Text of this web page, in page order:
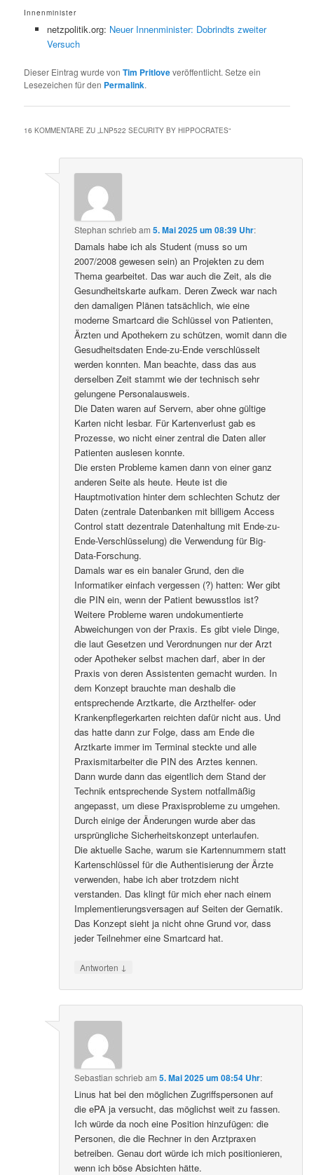
Innenminister
netzpolitik.org: Neuer Innenminister: Dobrindts zweiter
Versuch
Dieser Eintrag wurde vonTim Pritloveveröffentlicht. Setze ein
Lesezeichen für den Permalink.
16 KOMMENTARE ZU „LNP522 SECURITY BY HIPPOCRATES“
Stephan schriebam5. Mai 2025 um 08:39 Uhr:
Damals habe ich als Student (muss so um
2007/2008 gewesen sein) an Projekten zu dem
Thema gearbeitet. Das war auch die Zeit, als die
Gesundheitskarte aufkam. Deren Zweck war nach
den damaligen Plänen tatsächlich, wie eine
moderne Smartcard die Schlüssel von Patienten,
Ärzten und Apothekern zu schützen, womit dann die
Gesudheitsdaten Ende-zu-Ende verschlüsselt
werden konnten. Man beachte, dass das aus
derselben Zeit stammt wie der technisch sehr
gelungene Personalausweis.
Die Daten waren auf Servern, aber ohne gültige
Karten nicht lesbar. Für Kartenverlust gab es
Prozesse, wo nicht einer zentral die Daten aller
Patienten auslesen konnte.
Die ersten Probleme kamen dann von einer ganz
anderen Seite als heute. Heute ist die
Hauptmotivation hinter dem schlechten Schutz der
Daten (zentrale Datenbanken mit billigem Access
Control statt dezentrale Datenhaltung mit Ende-zu-
Ende-Verschlüsselung) die Verwendung für Big-
Data-Forschung.
Damals war es ein banaler Grund, den die
Informatiker einfach vergessen (?) hatten: Wer gibt
die PIN ein, wenn der Patient bewusstlos ist?
Weitere Probleme waren undokumentierte
Abweichungen von der Praxis. Es gibt viele Dinge,
die laut Gesetzen und Verordnungen nur der Arzt
oder Apotheker selbst machen darf, aber in der
Praxis von deren Assistenten gemacht wurden. In
dem Konzept brauchte man deshalb die
entsprechende Arztkarte, die Arzthelfer- oder
Krankenpflegerkarten reichten dafür nicht aus. Und
das hatte dann zur Folge, dass am Ende die
Arztkarte immer im Terminal steckte und alle
Praxismitarbeiter die PIN des Arztes kennen.
Dann wurde dann das eigentlich dem Stand der
Technik entsprechende System notfallmäßig
angepasst, um diese Praxisprobleme zu umgehen.
Durch einige der Änderungen wurde aber das
ursprüngliche Sicherheitskonzept unterlaufen.
Die aktuelle Sache, warum sie Kartennummern statt
Kartenschlüssel für die Authentisierung der Ärzte
verwenden, habe ich aber trotzdem nicht
verstanden. Das klingt für mich eher nach einem
Implementierungsversagen auf Seiten der Gematik.
Das Konzept sieht ja nicht ohne Grund vor, dass
jeder Teilnehmer eine Smartcard hat.
Antworten ↓
Sebastian schriebam5. Mai 2025 um 08:54 Uhr:
Linus hat bei den möglichen Zugriffspersonen auf
die ePA ja versucht, das möglichst weit zu fassen.
Ich würde da noch eine Position hinzufügen: die
Personen, die die Rechner in den Arztpraxen
betreiben. Genau dort würde ich mich positionieren,
wenn ich böse Absichten hätte.